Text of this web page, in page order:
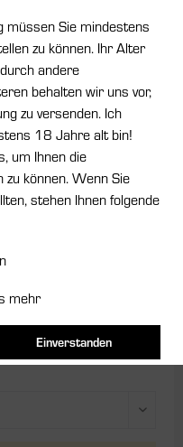
müssen Sie mindestens
zu können. Ihr Alter
andere
behalten wir uns vor,
zu versenden. Ich
18 Jahre alt bin!
um Ihnen die
können. Wenn Sie
stehen Ihnen folgende
mehr
Einverstanden